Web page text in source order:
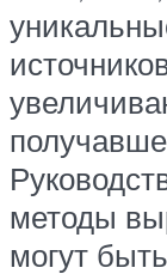
методы
могут